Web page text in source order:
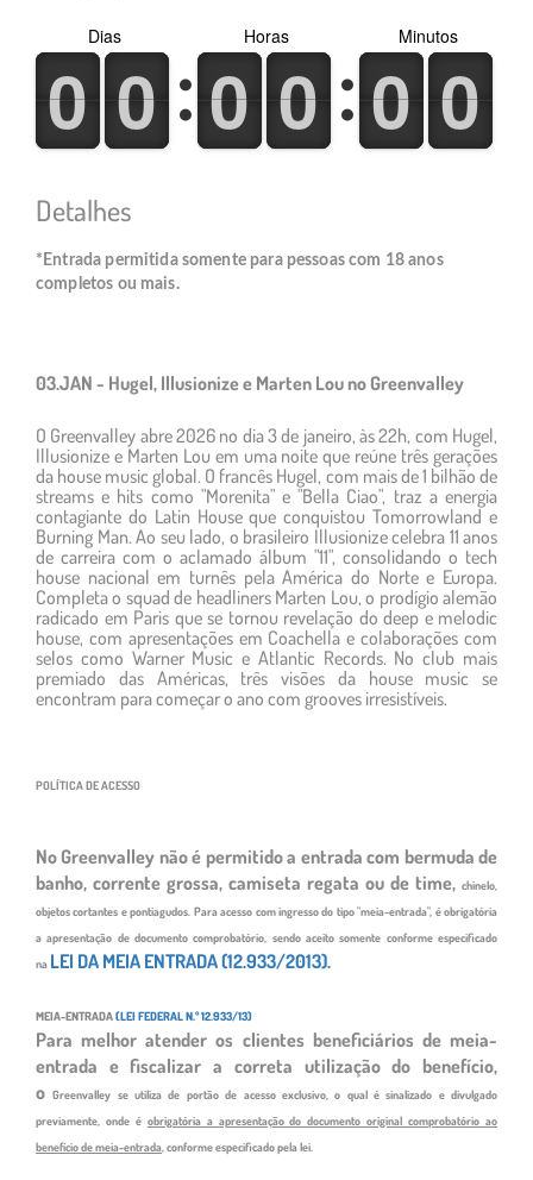
0
0
1
1 0
0
1
1
Dias
0
0
1
1 0
0
1
1
Horas
0
0
1
1 0
0
1
1
Minutos
Detalhes
*Entrada permitida somente para pessoas com 18 anos
completos ou mais.
03.JAN - Hugel, Illusionize e Marten Lou no Greenvalley
O Greenvalley abre 2026 no dia 3 de janeiro, às 22h, com Hugel,
Illusionize e Marten Lou em uma noite que reúne três gerações
da house music global. O francês Hugel, com mais de 1 bilhão de
streams e hits como "Morenita" e "Bella Ciao", traz a energia
contagiante do Latin House que conquistou Tomorrowland e
Burning Man. Ao seu lado, o brasileiro Illusionize celebra 11 anos
de carreira com o aclamado álbum "11", consolidando o tech
house nacional em turnês pela América do Norte e Europa.
Completa o squad de headliners Marten Lou, o prodígio alemão
radicado em Paris que se tornou revelação do deep e melodic
house, com apresentações em Coachella e colaborações com
selos como Warner Music e Atlantic Records. No club mais
premiado das Américas, três visões da house music se
encontram para começar o ano com grooves irresistíveis.
POLÍTICA DE ACESSO
No Greenvalley não é permitido a entrada com bermuda de
banho, corrente grossa, camiseta regata ou de time, chinelo,
objetos cortantes e pontiagudos. Para acesso com ingresso do tipo "meia-entrada", é obrigatória
aapresentação de documento comprobatório, sendo aceito somente conforme especificado
na LEI DA MEIA ENTRADA (12.933/2013).
MEIA-ENTRADA(LEI FEDERAL N.º 12.933/13)
Para melhor atender os clientes beneficiários de meia-
entrada e fiscalizar a correta utilização do benefício,
oGreenvalley se utiliza de portão de acesso exclusivo, o qual é sinalizado e divulgado
previamente, onde é obrigatória a apresentação do documento original comprobatório ao
benefício de meia-entrada , conformeespecificado pela lei.